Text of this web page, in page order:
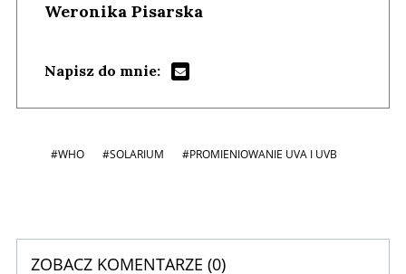
Weronika Pisarska
Napisz do mnie:
#WHO #SOLARIUM #PROMIENIOWANIE UVA I UVB
ZOBACZ KOMENTARZE (0)